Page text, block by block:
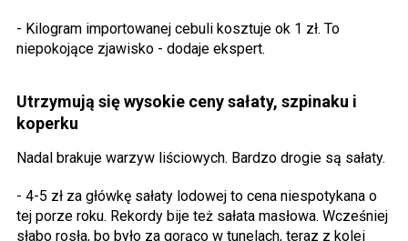
- Kilogram importowanej cebuli kosztuje ok 1 zł. To
niepokojące zjawisko - dodaje ekspert.
Utrzymują się wysokie ceny sałaty, szpinaku i
koperku
Nadal brakuje warzyw liściowych. Bardzo drogie są sałaty.
- 4-5 zł za główkę sałaty lodowej to cena niespotykana o
tej porze roku. Rekordy bije też sałata masłowa. Wcześniej
słabo rosła, bo było za gorąco w tunelach, teraz z kolei